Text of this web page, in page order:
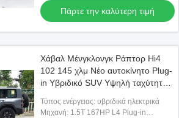
Πάρτε την καλύτερη τιμή
Χάβαλ Μένγκλονγκ Ράπτορ Hi4
102 145 χλμ Νέο αυτοκίνητο Plug-
in Υβριδικό SUV Υψηλή ταχύτητα
όχημα
Τύπος ενέργειας: υβριδικά ηλεκτρικά
Μηχανή: 1.5T 167HP L4 Plug-in